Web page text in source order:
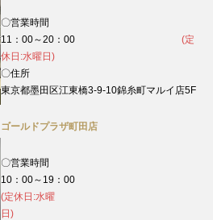
〇営業時間
11：00～20：00 (定
休日:水曜日)
〇住所
東京都墨田区江東橋3-9-10錦糸町マルイ店5F
ゴールドプラザ町田店
〇営業時間
10：00～19：00
(定休日:水曜
日)